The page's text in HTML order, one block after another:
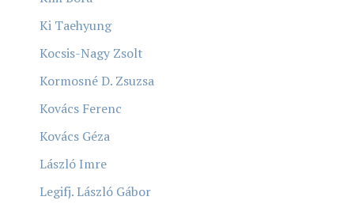
Ki Taehyung
Kocsis-Nagy Zsolt
Kormosné D. Zsuzsa
Kovács Ferenc
Kovács Géza
László Imre
Legifj. László Gábor